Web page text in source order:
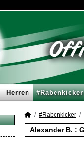
Herren #Rabenkicker
#Rabenkicker
Alexander B. :